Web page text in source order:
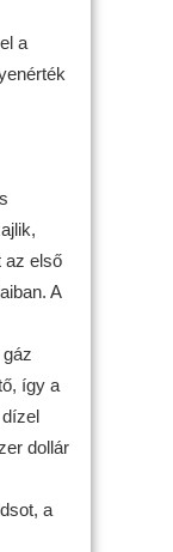
a
az első
A
így a
dollár
a